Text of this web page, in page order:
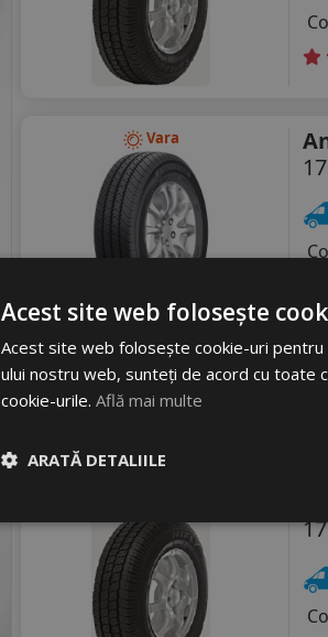
Vara
Acest site web folosește
Acest site web folosește cookie-uri
ului nostru web, sunteți de acord cu toate
cookie-urile. Află mai multe
ARATĂ DETALIILE